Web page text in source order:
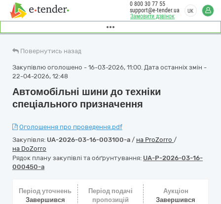
Замовити дзвінок
0 800 30 77 55
support@e-tender.ua
UK
Повернутись назад
Закупівлю оголошено - 16-03-2026, 11:00. Дата останніх змін -
22-04-2026, 12:48
Автомобільні шини до техніки
спеціального призначення
Оголошення про проведення.pdf
Закупівля: UA-2026-03-16-003100-a / на ProZorro /
на DoZorro
Рядок плану закупівлі та обґрунтування: UA-P-2026-03-16-
000450-a
Період уточнень
Завершився
Період подачі
пропозицій
Аукціон
Завершився